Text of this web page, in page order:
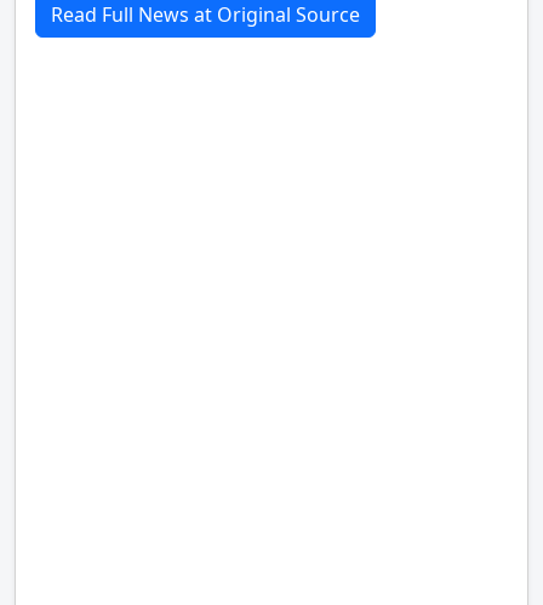
Read Full News at Original Source